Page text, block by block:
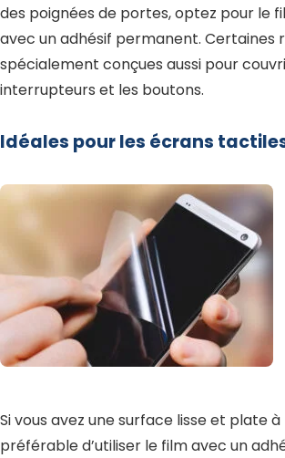
des poignées de portes, optez pour le
avec un adhésif permanent. Certaines
spécialement conçues aussi pour
interrupteurs et les boutons.
Idéales pour les écrans
Si vous avez une surface lisse et plate
préférable d’utiliser le film avec un